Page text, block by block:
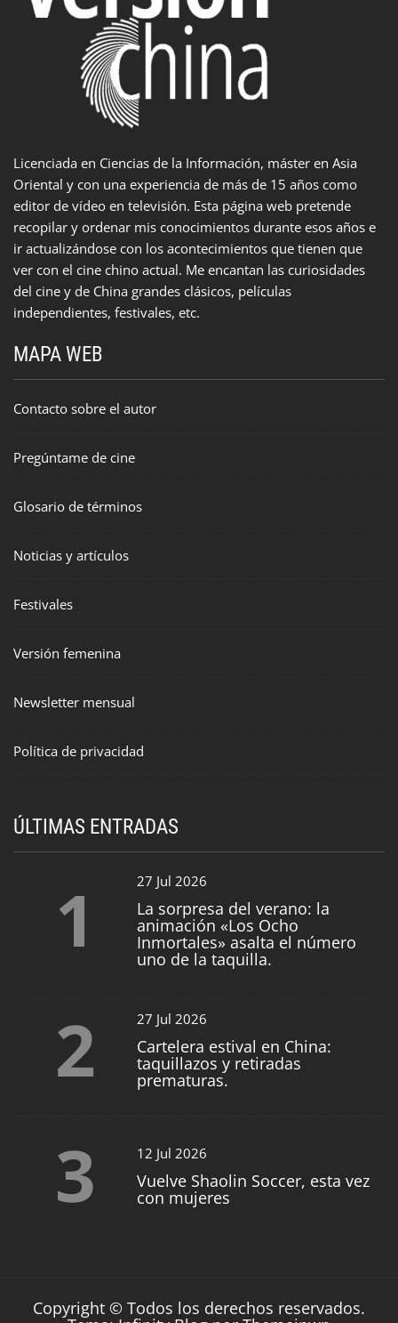
Licenciada en Ciencias de la Información, máster en Asia
Oriental y con una experiencia de más de 15 años como
editor de vídeo en televisión. Esta página web pretende
recopilar y ordenar mis conocimientos durante esos años e
ir actualizándose con los acontecimientos que tienen que
ver con el cine chino actual. Me encantan las curiosidades
del cine y de China grandes clásicos, películas
independientes, festivales, etc.
MAPA WEB
Contacto sobre el autor
Pregúntame de cine
Glosario de términos
Noticias y artículos
Festivales
Versión femenina
Newsletter mensual
Política de privacidad
ÚLTIMAS ENTRADAS
1 27 Jul 2026
La sorpresa del verano: la
animación «Los Ocho
Inmortales» asalta el número
uno de la taquilla.
2 27 Jul 2026
Cartelera estival en China:
taquillazos y retiradas
prematuras.
3 12 Jul 2026
Vuelve Shaolin Soccer, esta vez
con mujeres
Copyright © Todos los derechos reservados.